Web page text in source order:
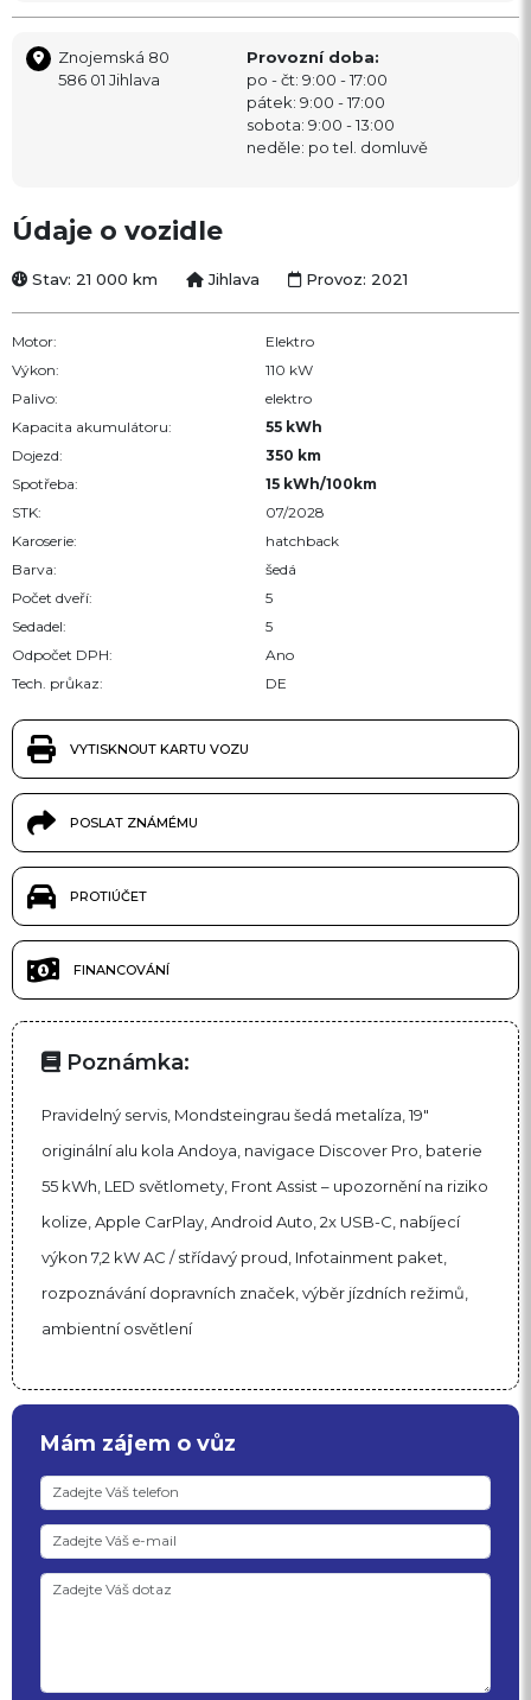
Znojemská 80
586 01 Jihlava
Provozní doba:
po - čt: 9:00 - 17:00
pátek: 9:00 - 17:00
sobota: 9:00 - 13:00
neděle: po tel. domluvě
Údaje o vozidle
Stav: 21 000 km Jihlava Provoz: 2021
Motor:
Elektro
Výkon:
110 kW
Palivo:
elektro
Kapacita akumulátoru:
55 kWh
Dojezd:
350 km
Spotřeba:
15 kWh/100km
STK:
07/2028
Karoserie:
hatchback
Barva:
šedá
Počet dveří:
5
Sedadel:
5
Odpočet DPH:
Ano
Tech. průkaz:
DE
VYTISKNOUT KARTU VOZU
POSLAT ZNÁMÉMU
PROTIÚČET
FINANCOVÁNÍ
Poznámka:
Pravidelný servis, Mondsteingrau šedá metalíza, 19"
originální alu kola Andoya, navigace Discover Pro, baterie
55 kWh, LED světlomety, Front Assist – upozornění na riziko
kolize, Apple CarPlay, Android Auto, 2x USB-C, nabíjecí
výkon 7,2 kW AC / střídavý proud, Infotainment paket,
rozpoznávání dopravních značek, výběr jízdních režimů,
ambientní osvětlení
Mám zájem o vůz